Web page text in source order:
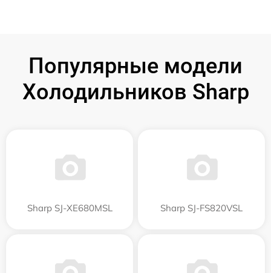
Популярные модели
Холодильников Sharp
Sharp SJ-XE680MSL Sharp SJ-FS820VSL